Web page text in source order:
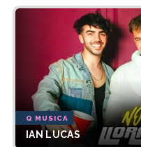
Q MUSICA
IAN LUCAS